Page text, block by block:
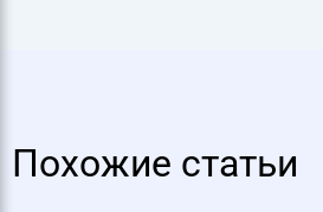
Похожие статьи